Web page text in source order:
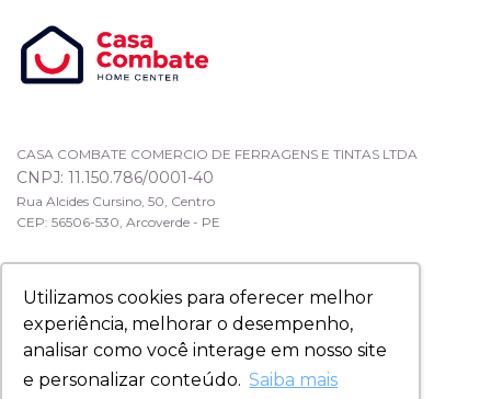
Utilizamos cookies para oferecer melhor
experiência, melhorar o desempenho,
analisar como você interage em nosso site
e personalizar conteúdo. Saiba mais
CASA COMBATE COMERCIO DE FERRAGENS E TINTAS LTDA
CNPJ: 11.150.786/0001-40
Rua Alcides Cursino, 50, Centro
CEP: 56506-530, Arcoverde - PE